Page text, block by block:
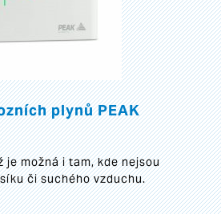
plynů PEAK
je možná i tam, kde nejsou
či suchého vzduchu.